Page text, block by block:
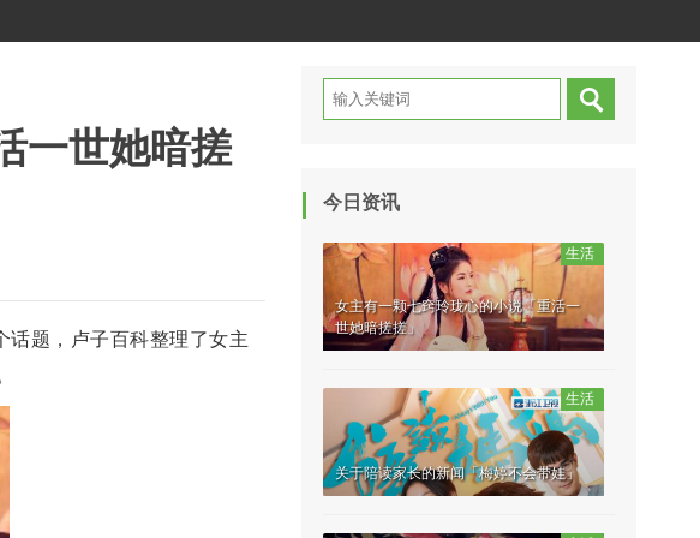
一世她暗搓
话题，卢子百科整理了女主
今日资讯
生活
女主有一颗七窍玲珑心的小说「重活一
世她暗搓搓」
生活
关于陪读家长的新闻「梅婷不会带娃」